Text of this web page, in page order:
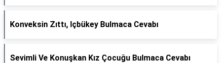
Konveksin Zıttı, Içbükey Bulmaca Cevabı
Sevimli Ve Konuşkan Kız Çocuğu Bulmaca Cevabı